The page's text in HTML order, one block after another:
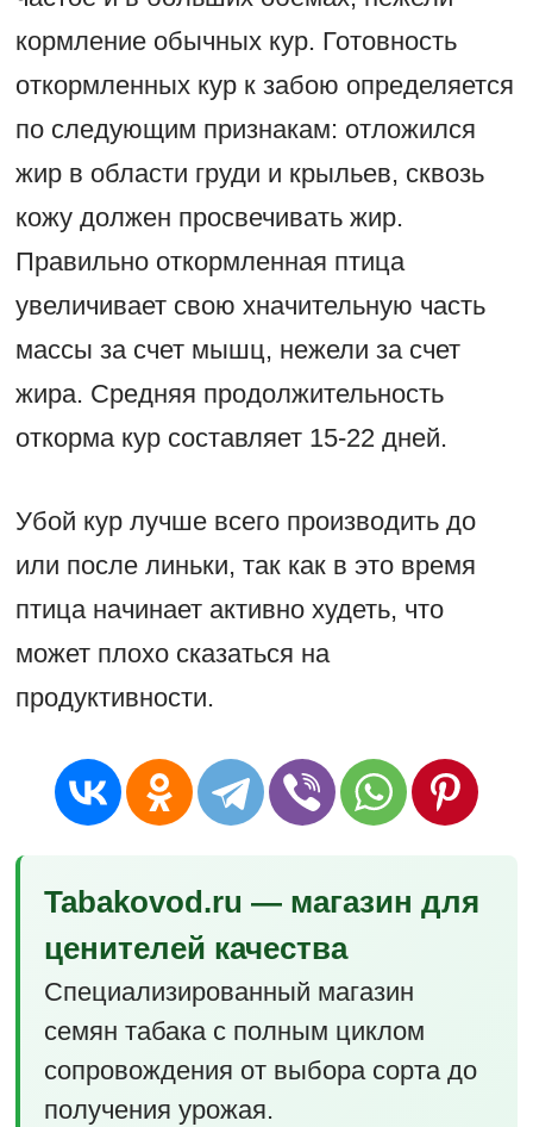
кормление обычных кур. Готовность
откормленных кур к забою определяется
по следующим признакам: отложился
жир в области груди и крыльев, сквозь
кожу должен просвечивать жир.
Правильно откормленная птица
увеличивает свою хначительную часть
массы за счет мышц, нежели за счет
жира. Средняя продолжительность
откорма кур составляет 15-22 дней.
Убой кур лучше всего производить до
или после линьки, так как в это время
птица начинает активно худеть, что
может плохо сказаться на
продуктивности.
Tabakovod.ru — магазин для
ценителей качества
Специализированный магазин
семян табака с полным циклом
сопровождения от выбора сорта до
получения урожая.